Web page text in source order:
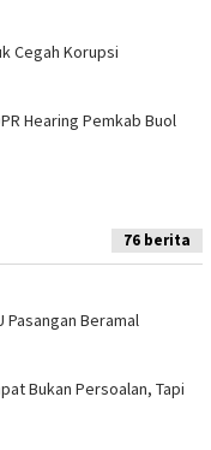
Cegah Korupsi
Hearing Pemkab Buol
76 berita
Pasangan Beramal
Bukan Persoalan, Tapi